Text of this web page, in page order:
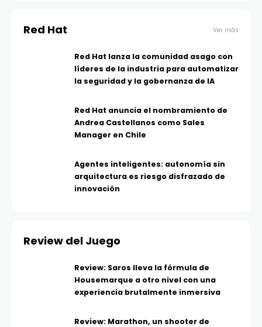
Red Hat Ver más
Red Hat lanza la comunidad asago con
líderes de la industria para automatizar
la seguridad y la gobernanza de IA
Red Hat anuncia el nombramiento de
Andrea Castellanos como Sales
Manager en Chile
Agentes inteligentes: autonomía sin
arquitectura es riesgo disfrazado de
innovación
Review del Juego
Review: Saros lleva la fórmula de
Housemarque a otro nivel con una
experiencia brutalmente inmersiva
Review: Marathon, un shooter de